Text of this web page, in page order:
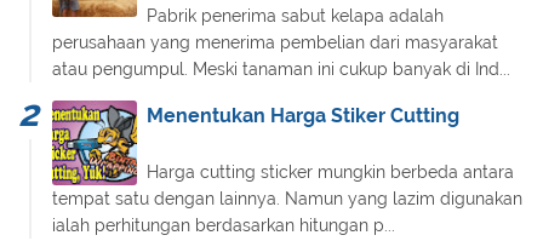
Pabrik penerima sabut kelapa adalah
perusahaan yang menerima pembelian dari masyarakat
atau pengumpul. Meski tanaman ini cukup banyak di Ind...
Menentukan Harga Stiker Cutting
Harga cutting sticker mungkin berbeda antara
tempat satu dengan lainnya. Namun yang lazim digunakan
ialah perhitungan berdasarkan hitungan p...